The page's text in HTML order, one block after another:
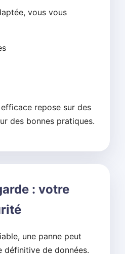
vous vous
repose sur des
des bonnes pratiques.
: votre
une panne peut
définitive de données.